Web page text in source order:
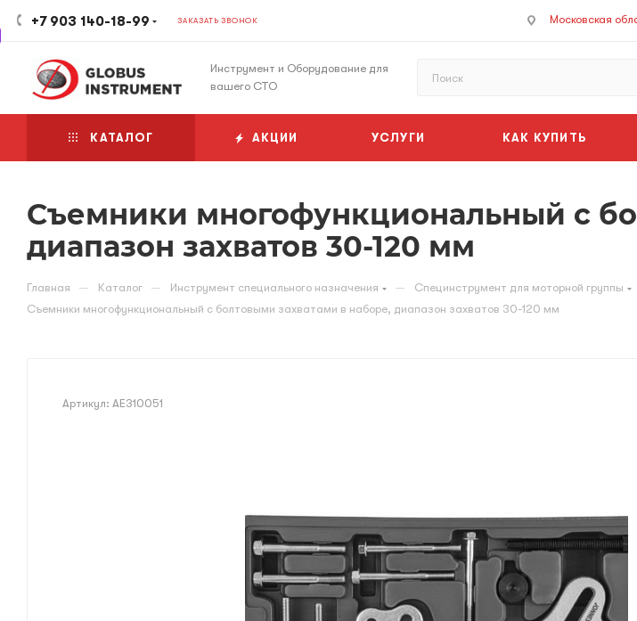
+7 903 140-18-99 ЗАКАЗАТЬ ЗВОНОК Московская
Инструмент и Оборудование для
вашего СТО
КАТАЛОГ АКЦИИ УСЛУГИ КАК КУПИТЬ
Съемники многофункциональный с
диапазон захватов 30-120 мм
Главная — Каталог — Инструмент специального назначения — Специнструмент для моторной группы
Съемники многофункциональный с болтовыми захватами в наборе, диапазон захватов 30-120 мм
Артикул: AE310051